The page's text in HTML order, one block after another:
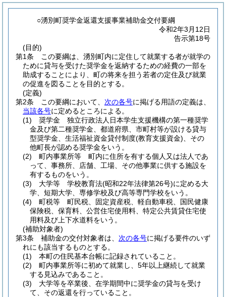
○湧別町奨学金返還支援事業補助金交付要綱
令和2年3月12日
告示第18号
(目的)
第1条
この要綱は、湧別町内に定住して就業する者が就学の
ために貸与を受けた奨学金を返納するための経費の一部を
助成することにより、町の将来を担う若者の定住及び就業
の促進を図ることを目的とする。
(定義)
第2条
この要綱において、 次の各号に掲げる用語の定義は、
当該各号に定めるところによる。
(1)
奨学金 独立行政法人日本学生支援機構の第一種奨学
金及び第二種奨学金、都道府県、市町村等が設ける貸与
型奨学金、生活福祉資金貸付制度(教育支援資金) 、その
他町長が認める奨学金をいう。
(2)
町内事業所等 町内に住所を有する個人又は法人であ
って、事務所、店舗、工場、その他事業に供する施設を
有するものをいう。
(3)
大学等 学校教育法(昭和22年法律第26号)に定める大
学、短期大学、専修学校及び高等専門学校をいう。
(4)
町税等 町民税、固定資産税、軽自動車税、国民健康
保険税、保育料、公営住宅使用料、特定公共賃貸住宅使
用料及び上下水道料をいう。
(補助対象者)
第3条
補助金の交付対象者は、 次の各号に掲げる要件のいず
れにも該当するものとする。
(1)
本町の住民基本台帳に記録されていること。
(2)
町内事業所等に初めて就業し、5年以上継続して就業
する見込みであること。
(3)
大学等を卒業後、在学期間中に奨学金の貸与を受け
て、その返還を行っていること。